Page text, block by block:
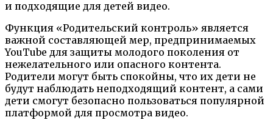
и подходящие для детей видео.
Функция «Родительский контроль» является
важной составляющей мер, предпринимаемых
YouTube для защиты молодого поколения от
нежелательного или опасного контента.
Родители могут быть спокойны, что их дети не
будут наблюдать неподходящий контент, а сами
дети смогут безопасно пользоваться популярной
платформой для просмотра видео.